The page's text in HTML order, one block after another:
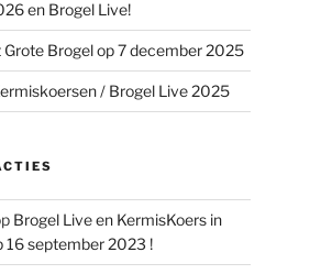
en Brogel Live!
Brogel op 7 december 2025
/ Brogel Live 2025
Brogel Live en KermisKoers in
16 september 2023 !